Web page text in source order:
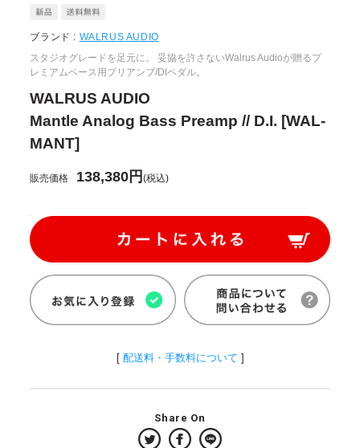
ブランド : WALRUS AUDIO
スタジオグレードを足元に。 妥協を許さないWalrus Audioが贈るプ
レミアムベース用プリアンプ/DIペダル。
WALRUS AUDIO
Mantle Analog Bass Preamp // D.I. [WAL-
MANT]
販売価格 138,380円(税込)
[ 配送料・手数料について ]
Share On